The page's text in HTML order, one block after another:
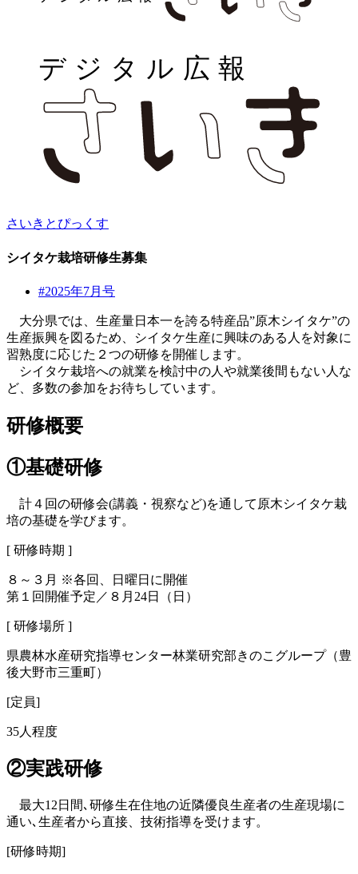
さいきとぴっくす
シイタケ栽培研修生募集
#2025年7月号
大分県では、生産量日本一を誇る特産品”原木シイタケ”の
生産振興を図るため、シイタケ生産に興味のある人を対象に
習熟度に応じた２つの研修を開催します。
シイタケ栽培への就業を検討中の人や就業後間もない人な
ど、多数の参加をお待ちしています。
研修概要
①基礎研修
計４回の研修会(講義・視察など)を通して原木シイタケ栽
培の基礎を学びます。
[ 研修時期 ]
８～３月 ※各回、日曜日に開催
第１回開催予定／８月24日（日）
[ 研修場所 ]
県農林水産研究指導センター林業研究部きのこグループ（豊
後大野市三重町）
[定員]
35人程度
②実践研修
最大12日間､研修生在住地の近隣優良生産者の生産現場に
通い､生産者から直接、技術指導を受けます。
[研修時期]